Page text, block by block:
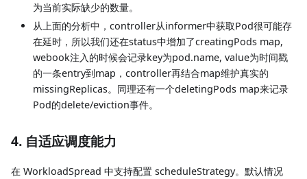
为当前实际缺少的数量。
从上面的分析中，controller从informer中获取Pod很可能存
在延时，所以我们还在status中增加了creatingPods map,
webook注入的时候会记录key为pod.name, value为时间戳
的一条entry到map，controller再结合map维护真实的
missingReplicas。同理还有一个deletingPods map来记录
Pod的delete/eviction事件。
4. 自适应调度能力
在 WorkloadSpread 中支持配置 scheduleStrategy。默认情况